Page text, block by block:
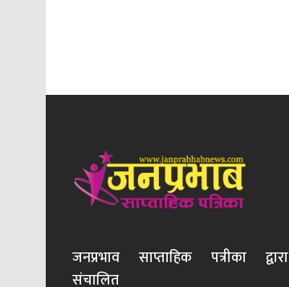
जनप्रभाव साप्ताहिक पत्रीका द्वारा
संचालित